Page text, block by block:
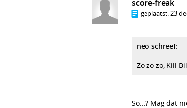
score-freak
geplaatst:23
neo schreef:
Zo zo zo, Kill
So...? Mag dat